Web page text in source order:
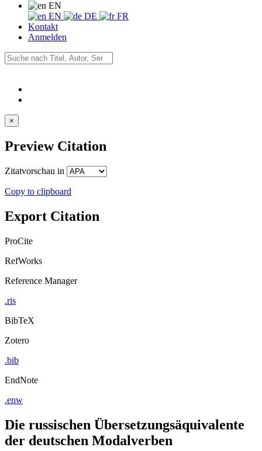
EN
EN
DE
FR
Kontakt
Anmelden
×
Preview Citation
Zitatvorschau in
Copy to clipboard
Export Citation
ProCite
RefWorks
Reference Manager
.ris
BibTeX
Zotero
.bib
EndNote
.enw
Die russischen Übersetzungsäquivalente
der deutschen Modalverben